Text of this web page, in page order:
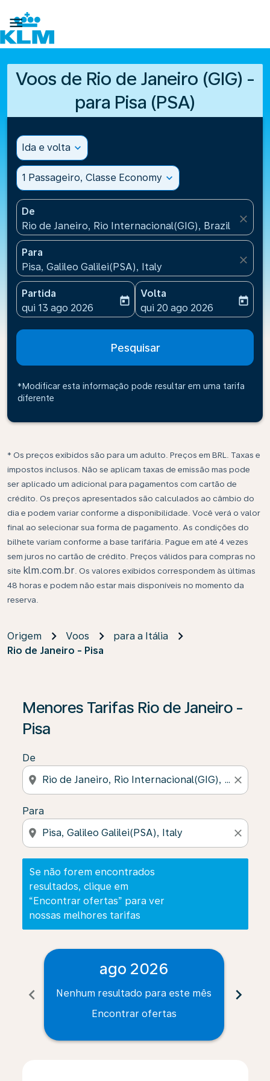

Voos de Rio de Janeiro (GIG) -
para Pisa (PSA)
Ida e volta expand_more
1 Passageiro, Classe Economy expand_more
De
Rio de Janeiro, Rio Internacional(GIG), Brazil
close
Para
Pisa, Galileo Galilei(PSA), Italy
close
Partida
fc-booking-departure-date-aria-label
qui 13 ago 2026
today
Volta
fc-booking-return-date-
qui 20 ago 2026
today
Pesquisar
*Modificar esta informação pode resultar em uma tarifa
diferente
* Os preços exibidos são para um adulto. Preços em BRL. Taxas e
impostos inclusos. Não se aplicam taxas de emissão mas pode
ser aplicado um adicional para pagamentos com cartão de
crédito. Os preços apresentados são calculados ao câmbio do
dia e podem variar conforme a disponibilidade. Você verá o valor
final ao selecionar sua forma de pagamento. As condições do
bilhete variam conforme a base tarifária. Pague em até 4 vezes
sem juros no cartão de crédito. Preços válidos para compras no
site klm.com.br . Os valores exibidos correspondem às últimas
48 horas e podem não estar mais disponíveis no momento da
reserva.
Origem Voos
para a Itália
Rio de Janeiro - Pisa
Menores Tarifas Rio de Janeiro -
Pisa
De
location_on close
Para
location_on close
Se não forem encontrados
resultados, clique em
“Encontrar ofertas” para ver
nossas melhores tarifas
Se não forem encontrados resultados, clique em
chevron_left
ago 2026
Nenhum resultado para este mês
Encontrar ofertas
chevron_right